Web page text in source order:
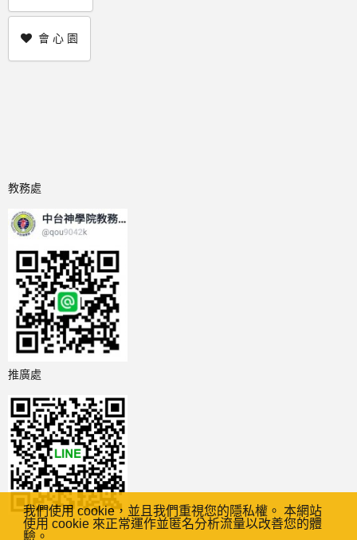
我們使用 cookie，並且我們重視您的隱私權。 本網站
使用 cookie 來正常運作並匿名分析流量以改善您的體
驗。
會 心 園
教務處
推廣處